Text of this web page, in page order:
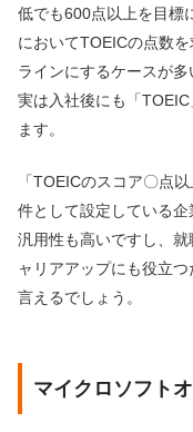
低でも600点以上を目標
においてTOEICの点数
ラインにするケースが多
実は入社後にも「
ます。
「TOEICのスコア〇点
件として設定している
汎用性も高いですし、
ャリアアップにも役立
言えるでしょう。
マイクロソフト